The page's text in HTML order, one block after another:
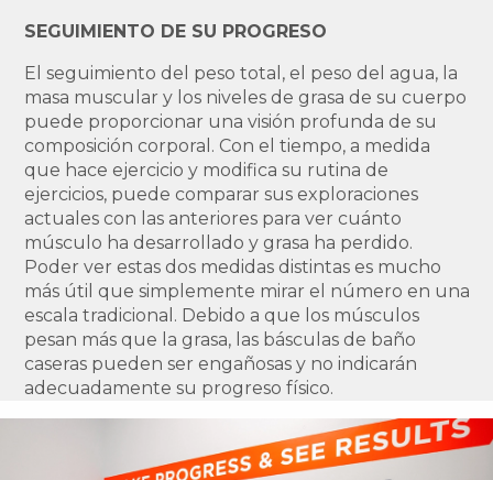
SEGUIMIENTO DE SU PROGRESO
El seguimiento del peso total, el peso del agua, la
masa muscular y los niveles de grasa de su cuerpo
puede proporcionar una visión profunda de su
composición corporal. Con el tiempo, a medida
que hace ejercicio y modifica su rutina de
ejercicios, puede comparar sus exploraciones
actuales con las anteriores para ver cuánto
músculo ha desarrollado y grasa ha perdido.
Poder ver estas dos medidas distintas es mucho
más útil que simplemente mirar el número en una
escala tradicional. Debido a que los músculos
pesan más que la grasa, las básculas de baño
caseras pueden ser engañosas y no indicarán
adecuadamente su progreso físico.